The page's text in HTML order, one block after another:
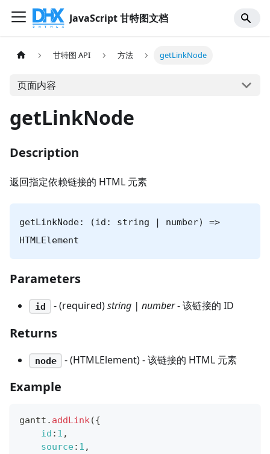
JavaScript 甘特图文档
甘特图 API 方法 getLinkNode
页面内容
getLinkNode
Description
返回指定依赖链接的 HTML 元素
getLinkNode: (id: string | number) =>
HTMLElement
Parameters
id - (required)string | number- 该链接的 ID
Returns
node - (HTMLElement) - 该链接的 HTML 元素
Example
gantt . addLink({
id : 1 ,
source: 1 ,